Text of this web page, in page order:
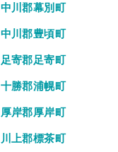
中川郡幕別町
中川郡豊頃町
足寄郡足寄町
十勝郡浦幌町
厚岸郡厚岸町
川上郡標茶町